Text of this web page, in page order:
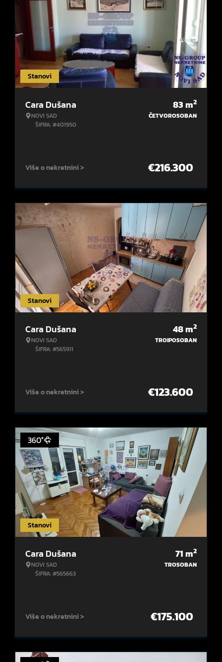
Stanovi
Cara Dušana
NOVI SAD
ŠIFRA: #401950
83m2
ČETVOROSOBAN
Više o nekretnini > €216.300
Stanovi
Cara Dušana
NOVI SAD
ŠIFRA: #565911
48m2
TROIPOSOBAN
Više o nekretnini > €123.600
Stanovi
360°
Cara Dušana
NOVI SAD
ŠIFRA: #565663
71m2
TROSOBAN
Više o nekretnini > €175.100